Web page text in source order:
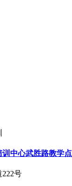
中心武胜路教学点
号